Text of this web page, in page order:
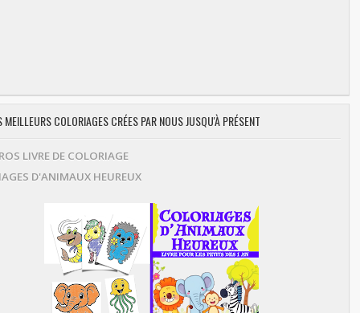
MEILLEURS COLORIAGES CRÉES PAR NOUS JUSQU'À PRÉSENT
LIVRE DE COLORIAGE
D'ANIMAUX HEUREUX